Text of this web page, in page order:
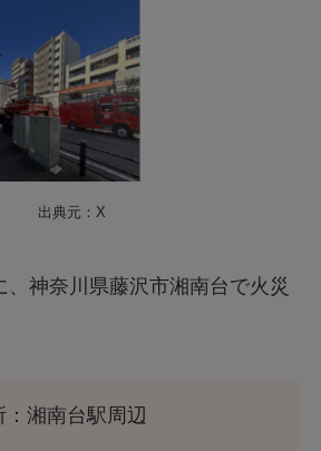
出典元：X
、神奈川県藤沢市湘南台で火災
：湘南台駅周辺